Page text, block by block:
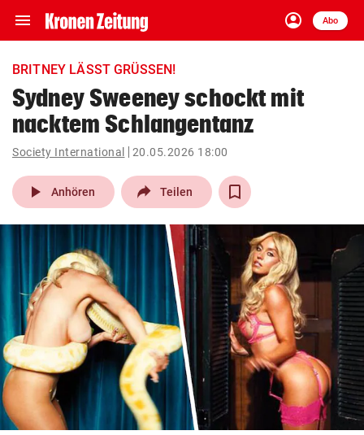
menu Navigation
ein-/ausklappen
account_circle
Anmelden
Abo
close Schließen
account_circle Anmelden
arrow_right
pin_drop
Wien arrow_right
bookmark
search
Suchbegriff
eingeben
© Krone Multimedia GmbH & Co KG 2026
Muthgasse 2, 1190 Wien
BRITNEY LÄSST GRÜSSEN!
Sydney Sweeney schockt mit
nacktem Schlangentanz
Society International 20.05.2026 18:00
play_arrow Anhören Teilen